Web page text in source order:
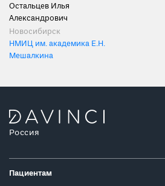
Остальцев Илья
Александрович
Новосибирск
НМИЦ им. академика Е.Н.
Мешалкина
Россия
Пациентам